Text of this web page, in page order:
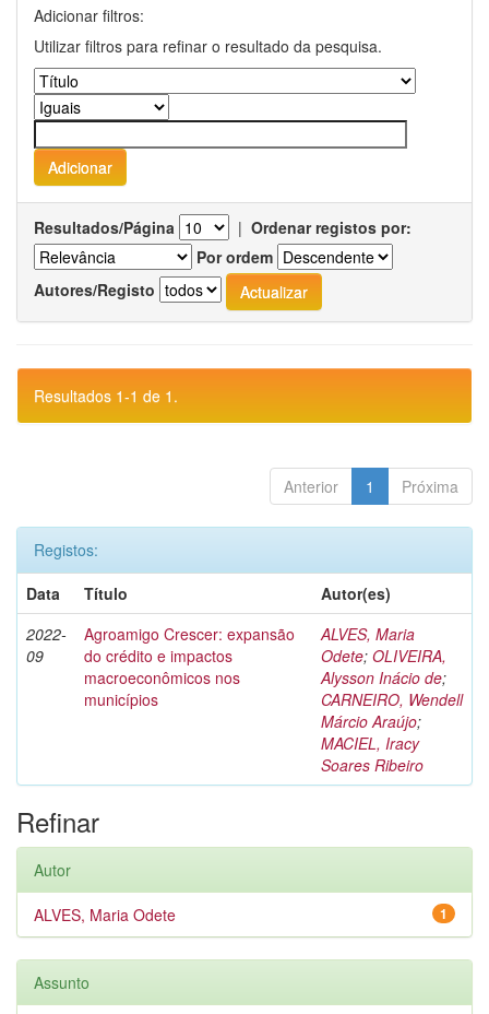
Adicionar filtros:
Utilizar filtros para refinar o resultado da pesquisa.
Resultados/Página | Ordenar registos por:
Por ordem
Autores/Registo
Resultados 1-1 de 1.
Anterior 1 Próxima
Registos:
Data
Título
Autor(es)
2022-
09
Agroamigo Crescer: expansão
do crédito e impactos
macroeconômicos nos
municípios
ALVES, Maria
Odete; OLIVEIRA,
Alysson Inácio de;
CARNEIRO, Wendell
Márcio Araújo;
MACIEL, Iracy
Soares Ribeiro
Refinar
Autor
1
ALVES, Maria Odete
Assunto